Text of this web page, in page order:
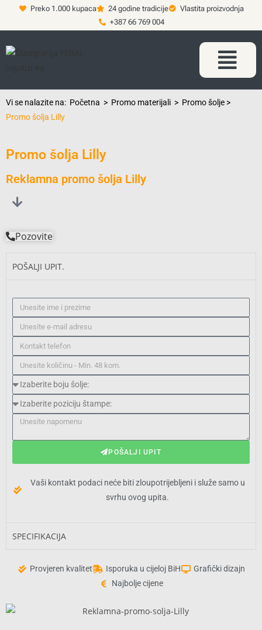
Preko 1.000 kupaca 24 godine tradicije
Vlastita proizvodnja
+387 66 769 004
Vi se nalazite na: Početna > Promo materijali > Promo šolje >
Promo šolja Lilly
Promo šolja Lilly
Reklamna promo šolja Lilly
Pozovite
POŠALJI UPIT.
POŠALJI UPIT
Vaši kontakt podaci neće biti zloupotrijebljeni i služe samo u
svrhu ovog upita.
SPECIFIKACIJA
Provjeren kvalitet Isporuka u cijeloj BiH
Grafički dizajn
Najbolje cijene